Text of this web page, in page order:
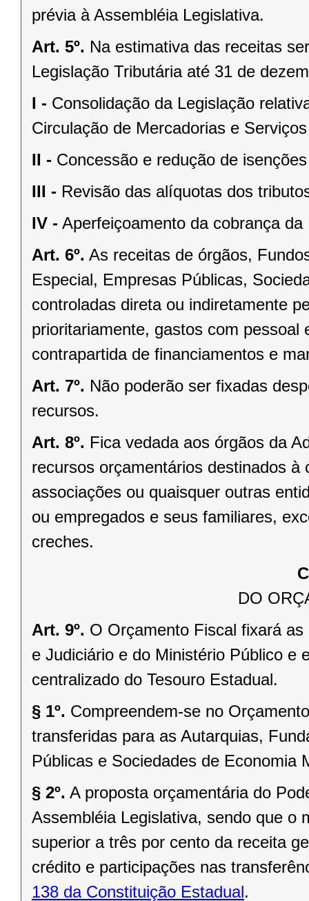
prévia à Assembléia Legislativa.
Art. 5º. Na estimativa das receitas
Legislação Tributária até 31 de
I - Consolidação da Legislação
Circulação de Mercadorias e
II - Concessão e redução de
III - Revisão das alíquotas dos
IV - Aperfeiçoamento da cobrança
Art. 6º. As receitas de órgãos,
Especial, Empresas Públicas,
controladas direta ou indiretamente
prioritariamente, gastos com
contrapartida de financiamentos e
Art. 7º. Não poderão ser fixadas
recursos.
Art. 8º. Fica vedada aos órgãos da
recursos orçamentários destinados
associações ou quaisquer outras
ou empregados e seus familiares,
creches.
DO
Art. 9º. O Orçamento Fiscal fixará
e Judiciário e do Ministério Público e
centralizado do Tesouro Estadual.
§ 1º. Compreendem-se no
transferidas para as Autarquias,
Públicas e Sociedades de Economia
§ 2º. A proposta orçamentária do
Assembléia Legislativa, sendo que o
superior a três por cento da receita
crédito e participações nas
138 da Constituição Estadual.